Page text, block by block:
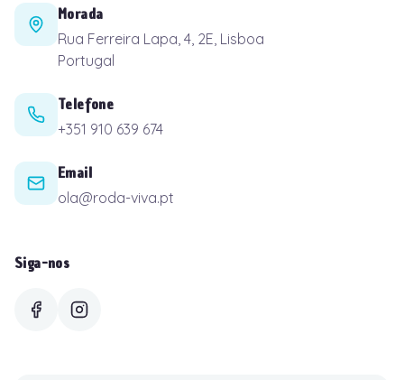
Morada
Rua Ferreira Lapa, 4, 2E, Lisboa
Portugal
Telefone
+351 910 639 674
Email
ola@roda-viva.pt
Siga-nos